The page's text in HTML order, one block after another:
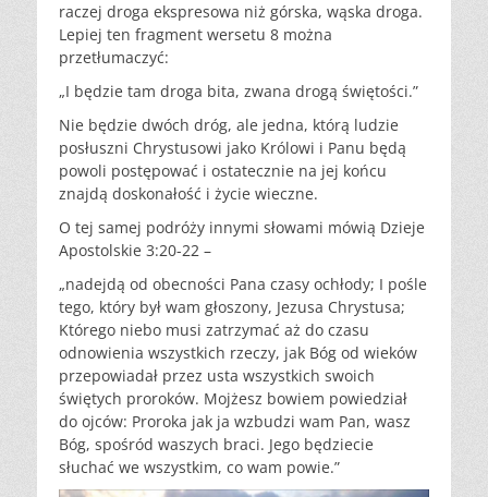
raczej droga ekspresowa niż górska, wąska droga.
Lepiej ten fragment wersetu 8 można
przetłumaczyć:
„I będzie tam droga bita, zwana drogą świętości.”
Nie będzie dwóch dróg, ale jedna, którą ludzie
posłuszni Chrystusowi jako Królowi i Panu będą
powoli postępować i ostatecznie na jej końcu
znajdą doskonałość i życie wieczne.
O tej samej podróży innymi słowami mówią Dzieje
Apostolskie 3:20-22 –
„nadejdą od obecności Pana czasy ochłody; I pośle
tego, który był wam głoszony, Jezusa Chrystusa;
Którego niebo musi zatrzymać aż do czasu
odnowienia wszystkich rzeczy, jak Bóg od wieków
przepowiadał przez usta wszystkich swoich
świętych proroków. Mojżesz bowiem powiedział
do ojców: Proroka jak ja wzbudzi wam Pan, wasz
Bóg, spośród waszych braci. Jego będziecie
słuchać we wszystkim, co wam powie.”